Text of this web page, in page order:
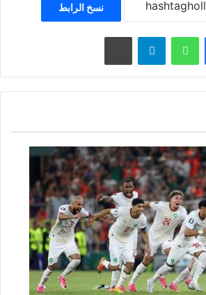
نسخ الرابط
ماسنجر واتساب تيلقرام مشاركة عبر البريد